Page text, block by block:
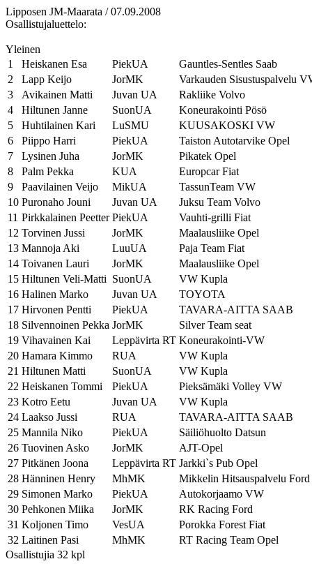
Lipposen JM-Maarata / 07.09.2008
Osallistujaluettelo:
Yleinen
1
Heiskanen Esa PiekUA
Gauntles-Sentles Saab
2
Lapp Keijo JorMK
Varkauden Sisustuspalvelu
3
Avikainen Matti Juvan UA
Rakliike Volvo
4
Hiltunen Janne SuonUA
Koneurakointi Pösö
5
Huhtilainen Kari LuSMU
KUUSAKOSKI VW
6
Piippo Harri PiekUA
Taiston Autotarvike Opel
7
Lysinen Juha JorMK
Pikatek Opel
8
Palm Pekka KUA
Europcar Fiat
9
Paavilainen Veijo MikUA
TassunTeam VW
10 Puronaho Jouni Juvan UA
Juksu Team Volvo
11 Pirkkalainen Peetter PiekUA
Vauhti-grilli Fiat
12 Torvinen Jussi JorMK
Maalausliike Opel
13 Mannoja Aki LuuUA
Paja Team Fiat
14 Toivanen Lauri JorMK
Maalausliike Opel
15 Hiltunen Veli-Matti SuonUA
VW Kupla
16 Halinen Marko Juvan UA
TOYOTA
17 Hirvonen Pentti PiekUA
TAVARA-AITTA SAAB
18 Silvennoinen Pekka JorMK
Silver Team seat
19 Vihavainen Kai Leppävirta RT Koneurakointi-VW
20 Hamara Kimmo RUA
VW Kupla
21 Hiltunen Matti SuonUA
VW Kupla
22 Heiskanen Tommi PiekUA
Pieksämäki Volley VW
23 Kotro Eetu Juvan UA
VW Kupla
24 Laakso Jussi RUA
TAVARA-AITTA SAAB
25 Mannila Niko PiekUA
Säiliöhuolto Datsun
26 Tuovinen Asko JorMK
AJT-Opel
27 Pitkänen Joona Leppävirta RT Jarkki`s Pub Opel
28 Hänninen Henry MhMK
Mikkelin Hitsauspalvelu Ford
29 Simonen Marko PiekUA
Autokorjaamo VW
30 Pehkonen Miika JorMK
RK Racing Ford
31 Koljonen Timo VesUA
Porokka Forest Fiat
32 Laitinen Pasi MhMK
RT Racing Team Opel
Osallistujia 32 kpl